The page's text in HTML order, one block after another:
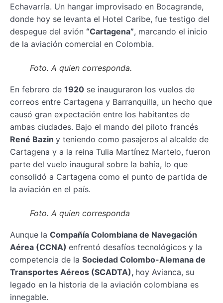
Echavarría. Un hangar improvisado en Bocagrande,
donde hoy se levanta el Hotel Caribe, fue testigo del
despegue del avión “Cartagena”, marcando el inicio
de la aviación comercial en Colombia.
Foto. A quien corresponda.
En febrero de 1920 se inauguraron los vuelos de
correos entre Cartagena y Barranquilla, un hecho que
causó gran expectación entre los habitantes de
ambas ciudades. Bajo el mando del piloto francés
René Bazin y teniendo como pasajeros al alcalde de
Cartagena y a la reina Tulia Martínez Martelo, fueron
parte del vuelo inaugural sobre la bahía, lo que
consolidó a Cartagena como el punto de partida de
la aviación en el país.
Foto. A quien corresponda
Aunque la Compañía Colombiana de Navegación
Aérea (CCNA) enfrentó desafíos tecnológicos y la
competencia de la Sociedad Colombo-Alemana de
Transportes Aéreos (SCADTA), hoy Avianca, su
legado en la historia de la aviación colombiana es
innegable.